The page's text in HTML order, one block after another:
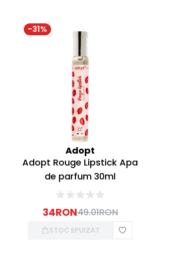
-31%
Adopt
Adopt Rouge Lipstick Apa
de parfum 30ml
34RON49.01RON
STOC EPUIZAT